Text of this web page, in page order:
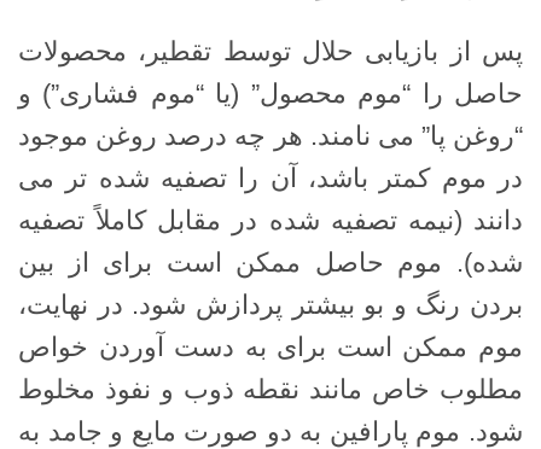
پس از بازیابی حلال توسط تقطیر، محصولات
حاصل را “موم محصول” (یا “موم فشاری”) و
“روغن پا” می نامند. هر چه درصد روغن موجود
در موم کمتر باشد، آن را تصفیه شده تر می
دانند (نیمه تصفیه شده در مقابل کاملاً تصفیه
شده). موم حاصل ممکن است برای از بین
بردن رنگ و بو بیشتر پردازش شود. در نهایت،
موم ممکن است برای به دست آوردن خواص
مطلوب خاص مانند نقطه ذوب و نفوذ مخلوط
شود. موم پارافین به دو صورت مایع و جامد به